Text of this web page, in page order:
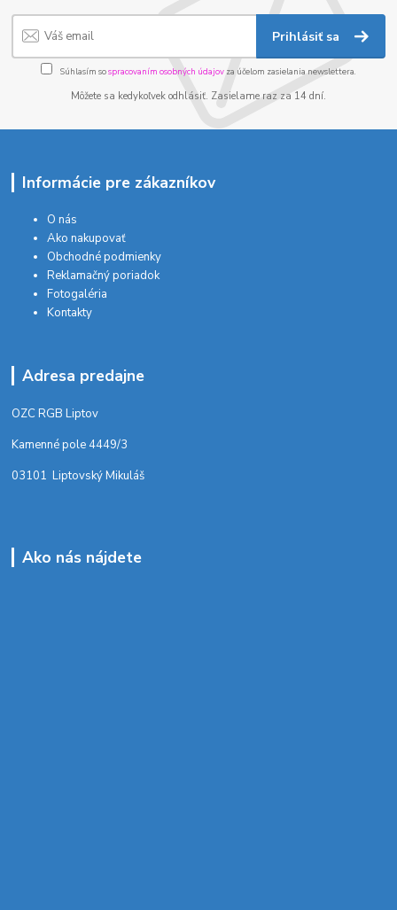
Prihlásiť sa
Súhlasím sospracovaním osobných údajov za účelom zasielania newslettera.
Môžete sa kedykoľvek odhlásiť. Zasielame raz za 14 dní.
Informácie pre zákazníkov
O nás
Ako nakupovať
Obchodné podmienky
Reklamačný poriadok
Fotogaléria
Kontakty
Adresa predajne
OZC RGB Liptov
Kamenné pole 4449/3
03101 Liptovský Mikuláš
Ako nás nájdete